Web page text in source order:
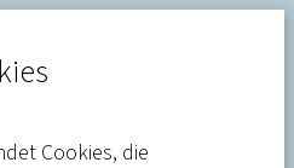
Cookies, die